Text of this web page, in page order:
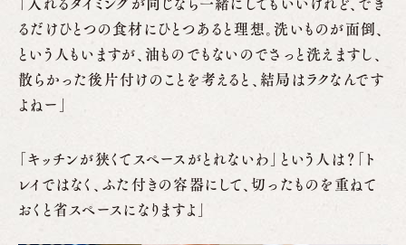
「入れるタイミングが同じなら一緒にしてもいいけれど、でき
るだけひとつの食材にひとつあると理想。洗いものが面倒、
という人もいますが、油ものでもないのでさっと洗えますし、
散らかった後片付けのことを考えると、結局はラクなんです
よねー」
「キッチンが狭くてスペースがとれないわ」という人は？「ト
レイではなく、ふた付きの容器にして、切ったものを重ねて
おくと省スペースになりますよ」